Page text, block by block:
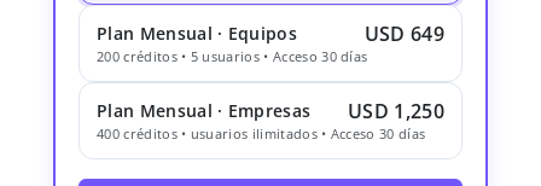
Plan Mensual · Equipos USD 649
200 créditos • 5 usuarios • Acceso 30 días
Plan Mensual · Empresas USD 1,250
400 créditos • usuarios ilimitados • Acceso 30 días